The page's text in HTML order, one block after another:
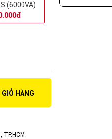
(6000VA)
HÀNG
TP.HCM